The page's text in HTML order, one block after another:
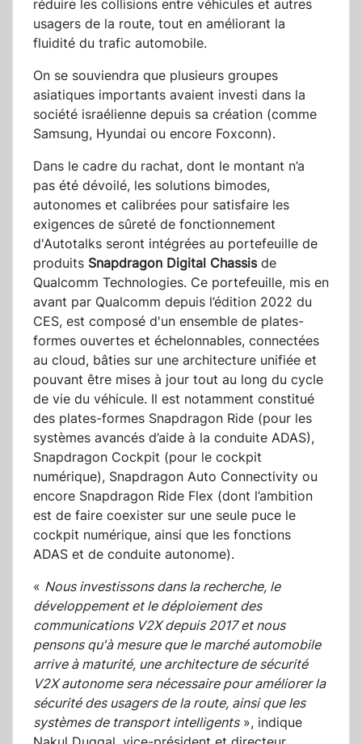
réduire les collisions entre véhicules et autres
usagers de la route, tout en améliorant la
fluidité du trafic automobile.
On se souviendra que plusieurs groupes
asiatiques importants avaient investi dans la
société israélienne depuis sa création (comme
Samsung, Hyundai ou encore Foxconn).
Dans le cadre du rachat, dont le montant n’a
pas été dévoilé, les solutions bimodes,
autonomes et calibrées pour satisfaire les
exigences de sûreté de fonctionnement
d'Autotalks seront intégrées au portefeuille de
produits Snapdragon Digital Chassisde
Qualcomm Technologies. Ce portefeuille, mis en
avant par Qualcomm depuis l’édition 2022 du
CES, est composé d'un ensemble de plates-
formes ouvertes et échelonnables, connectées
au cloud, bâties sur une architecture unifiée et
pouvant être mises à jour tout au long du cycle
de vie du véhicule. Il est notamment constitué
des plates-formes Snapdragon Ride (pour les
systèmes avancés d’aide à la conduite ADAS),
Snapdragon Cockpit (pour le cockpit
numérique), Snapdragon Auto Connectivity ou
encore Snapdragon Ride Flex (dont l’ambition
est de faire coexister sur une seule puce le
cockpit numérique, ainsi que les fonctions
ADAS et de conduite autonome).
« Nous investissons dans la recherche, le
développement et le déploiement des
communications V2X depuis 2017 et nous
pensons qu'à mesure que le marché automobile
arrive à maturité, une architecture de sécurité
V2X autonome sera nécessaire pour améliorer la
sécurité des usagers de la route, ainsi que les
systèmes de transport intelligents», indique